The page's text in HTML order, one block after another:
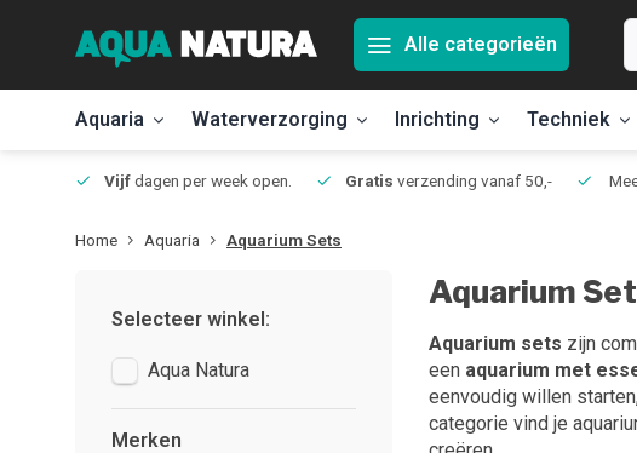
Alle categorieën
Aquaria Waterverzorging Inrichting Techniek
Vijfdagen per week open. Gratis verzending vanaf 50,-
Home Aquaria Aquarium Sets
Selecteer winkel:
Aqua Natura
Merken
Aquarium
Aquarium sets zijn
een aquarium met
eenvoudig willen
categorie vind je